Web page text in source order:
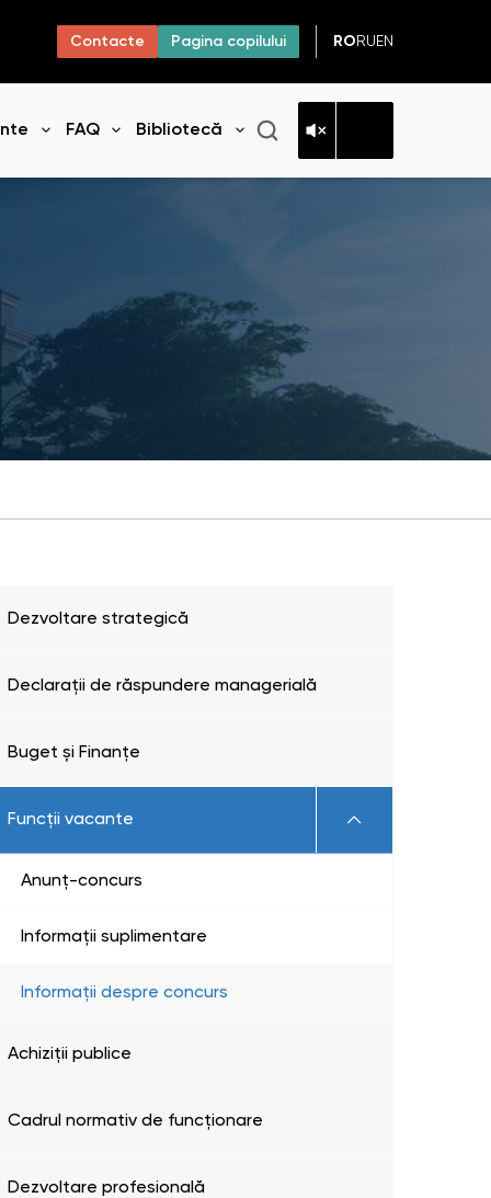
Contacte Pagina copilului RO RU EN
FAQ
Deschide meniul
Bibliotecă
Deschide meniul
Dezvoltare strategică
Declarații de răspundere managerială
Buget și Finanțe
Funcții vacante
Anunț-concurs
Informații suplimentare
Informații despre concurs
Achiziţii publice
Cadrul normativ de funcționare
Dezvoltare profesională